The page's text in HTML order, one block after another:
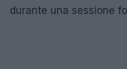
durante una sessione